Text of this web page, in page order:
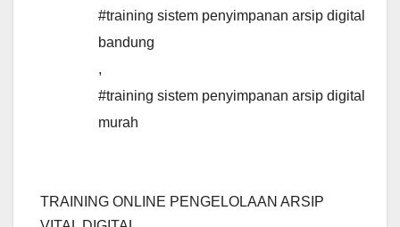
#training sistem penyimpanan arsip digital
bandung
,
#training sistem penyimpanan arsip digital
murah
TRAINING ONLINE PENGELOLAAN ARSIP